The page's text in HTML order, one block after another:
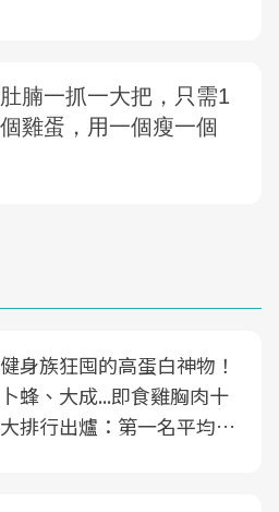
健身族狂囤的高蛋白神物！
卜蜂、大成...即食雞胸肉十
大排行出爐：第一名平均一